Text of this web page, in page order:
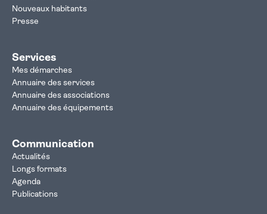
Nouveaux habitants
Presse
Services
Mes démarches
Annuaire des services
Annuaire des associations
Annuaire des équipements
Communication
Actualités
Longs formats
Agenda
Publications